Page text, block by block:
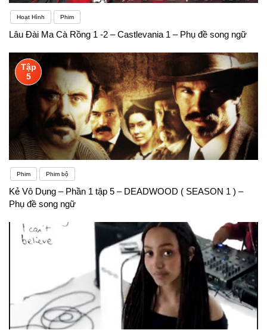
Hoạt Hình Phim
Lâu Đài Ma Cà Rồng 1 -2 – Castlevania 1 – Phụ đề song ngữ
Tập
5
Phim Phim bộ
Kẻ Vô Dụng – Phần 1 tập 5 – DEADWOOD ( SEASON 1 ) –
Phụ đề song ngữ